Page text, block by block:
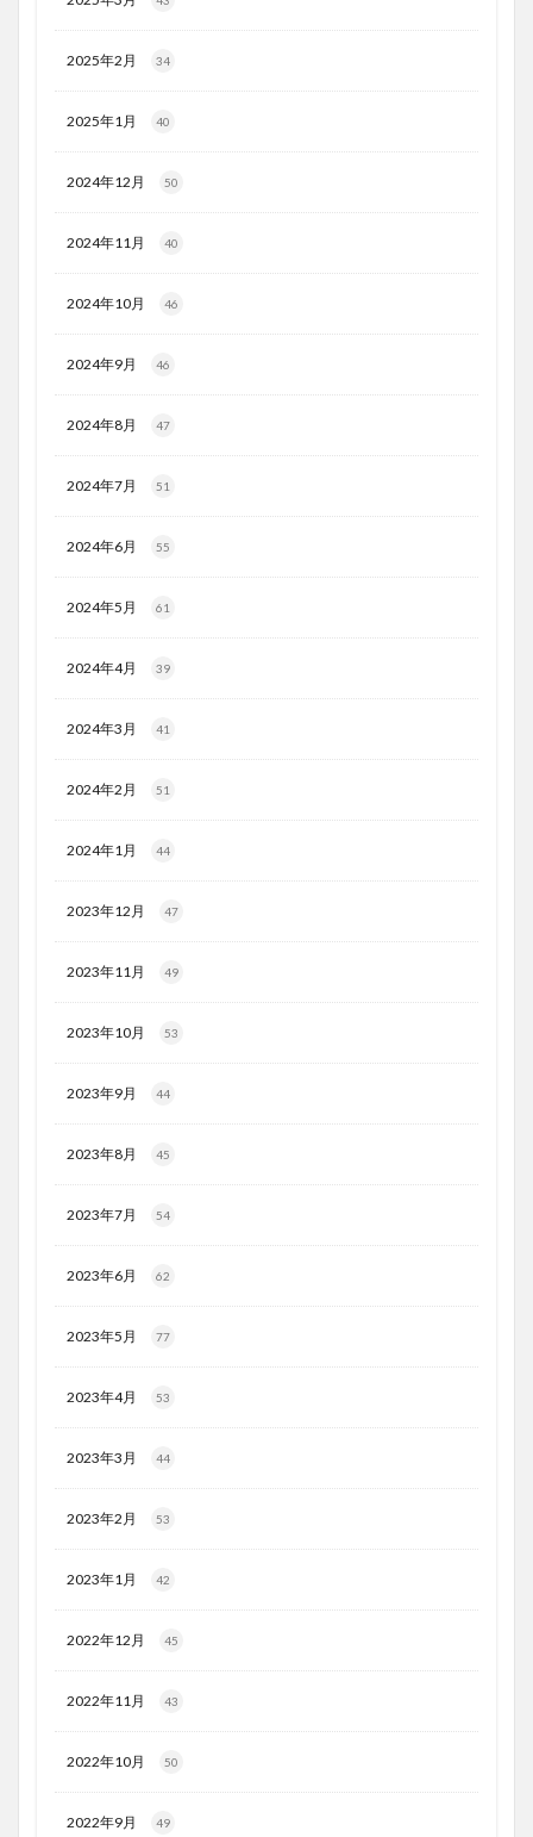
2025年2月 34
2025年1月 40
2024年12月 50
2024年11月 40
2024年10月 46
2024年9月 46
2024年8月 47
2024年7月 51
2024年6月 55
2024年5月 61
2024年4月 39
2024年3月 41
2024年2月 51
2024年1月 44
2023年12月 47
2023年11月 49
2023年10月 53
2023年9月 44
2023年8月 45
2023年7月 54
2023年6月 62
2023年5月 77
2023年4月 53
2023年3月 44
2023年2月 53
2023年1月 42
2022年12月 45
2022年11月 43
2022年10月 50
2022年9月 49